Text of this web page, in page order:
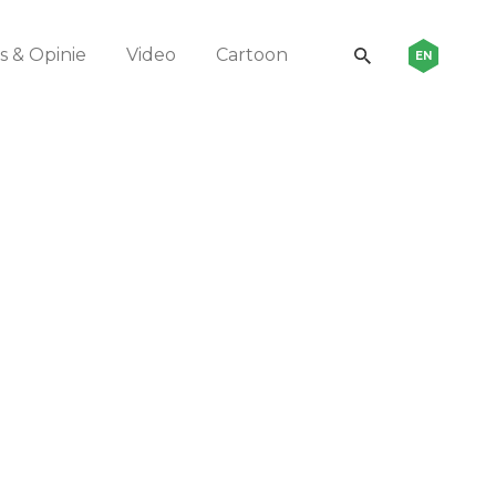
& Opinie Video Cartoon EN